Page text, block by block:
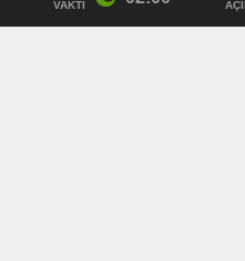
VAKTI